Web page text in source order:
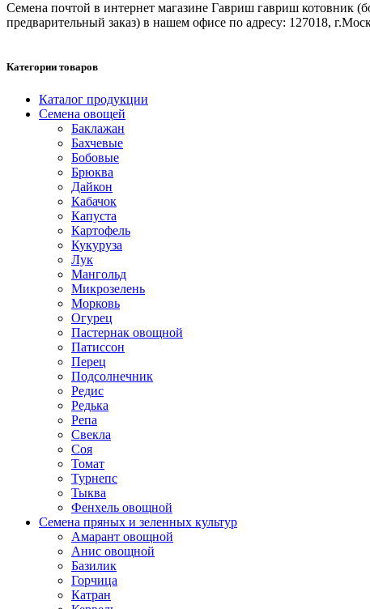
Семена почтой в интернет магазине Гавриш гавриш котовник
предварительный заказ) в нашем офисе по адресу: 127018,
Категории товаров
Каталог продукции
Семена овощей
Баклажан
Бахчевые
Бобовые
Брюква
Дайкон
Кабачок
Капуста
Картофель
Кукуруза
Лук
Мангольд
Микрозелень
Морковь
Огурец
Пастернак овощной
Патиссон
Перец
Подсолнечник
Редис
Редька
Репа
Свекла
Соя
Томат
Турнепс
Тыква
Фенхель овощной
Семена пряных и зеленных культур
Амарант овощной
Анис овощной
Базилик
Горчица
Катран